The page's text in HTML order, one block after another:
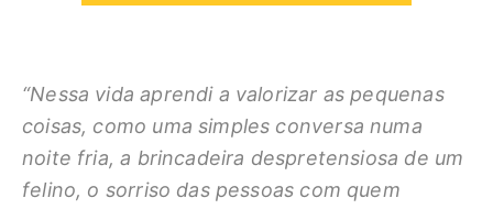
“Nessa vida aprendi a valorizar as pequenas
coisas, como uma simples conversa numa
noite fria, a brincadeira despretensiosa de um
felino, o sorriso das pessoas com quem